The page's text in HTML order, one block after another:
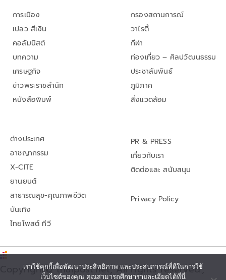
การเมือง
เปลว สีเงิน
คอลัมนิสต์
บทความ
เศรษฐกิจ
ข่าวพระราชสำนัก
หนังสือพิมพ์
กรองสถานการณ์
วาไรตี้
กีฬา
ท่องเที่ยว – ศิลปวัฒนธรรม
ประชาสัมพันธ์
ภูมิภาค
สิ่งแวดล้อม
ต่างประเทศ
อาชญากรรม
X-CITE
ยานยนต์
สาธารณสุข-คุณภาพชีวิต
บันเทิง
ไทยโพสต์ ทีวี
PR & PRESS
เกี่ยวกับเรา
ติดต่อและ สนับสนุน
Privacy Policy
Copyright© thaipost.net, All rights reserved.,
เราใช้คุกกี้เพื่อพัฒนาประสิทธิภาพ และประสบการณ์ที่ดีในการใช้
เว็บไซต์ของคุณ คุณสามารถศึกษารายละเอียดได้ที่นี่